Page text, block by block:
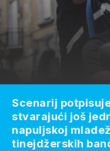
Scenarij
stvarajući još
napuljskoj
tinejdžerskih